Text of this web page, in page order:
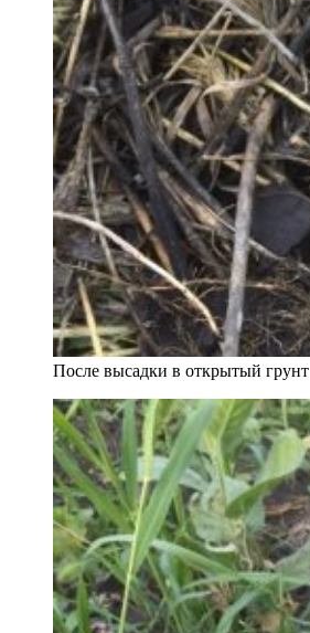
После высадки в открытый грунт